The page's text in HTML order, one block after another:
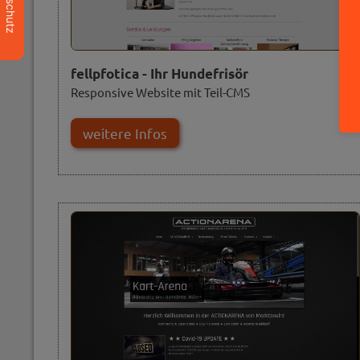
fellpfotica - Ihr Hundefrisör
Responsive Website mit Teil-CMS
weitere Infos